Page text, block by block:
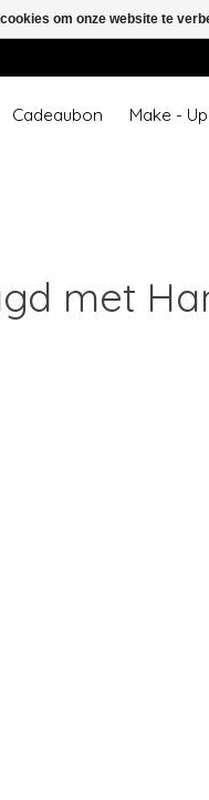
Cadeaubon Make - Up
met
om onze website te